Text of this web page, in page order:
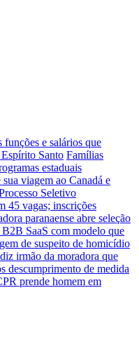
funções e salários que
Santo Famílias
estaduais
viagem ao Canadá e
Seletivo
45 vagas; inscrições
paranaense abre seleção
SaaS com modelo que
de suspeito de homicídio
irmão da moradora que
descumprimento de medida
prende homem em